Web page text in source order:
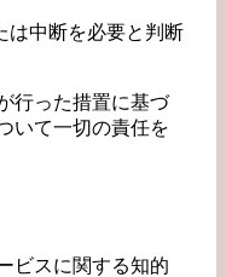
中断を必要と判断
行った措置に基づ
いて一切の責任を
ビスに関する知的